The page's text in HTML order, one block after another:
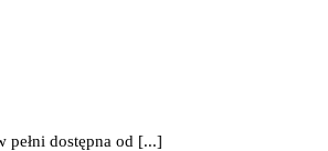
pełni dostępna od [...]